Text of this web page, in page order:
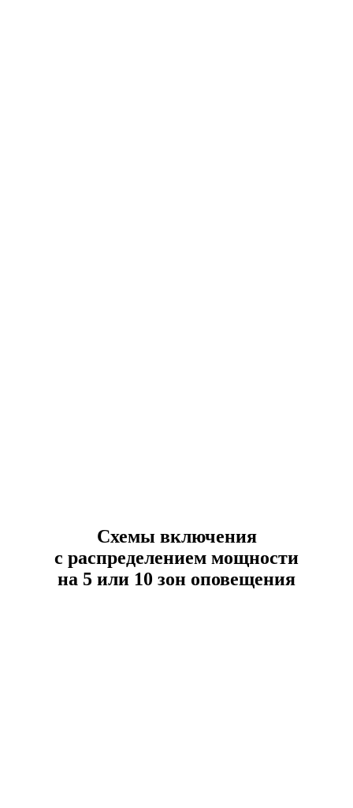
Схемы включения
с распределением мощности
на 5 или 10 зон оповещения